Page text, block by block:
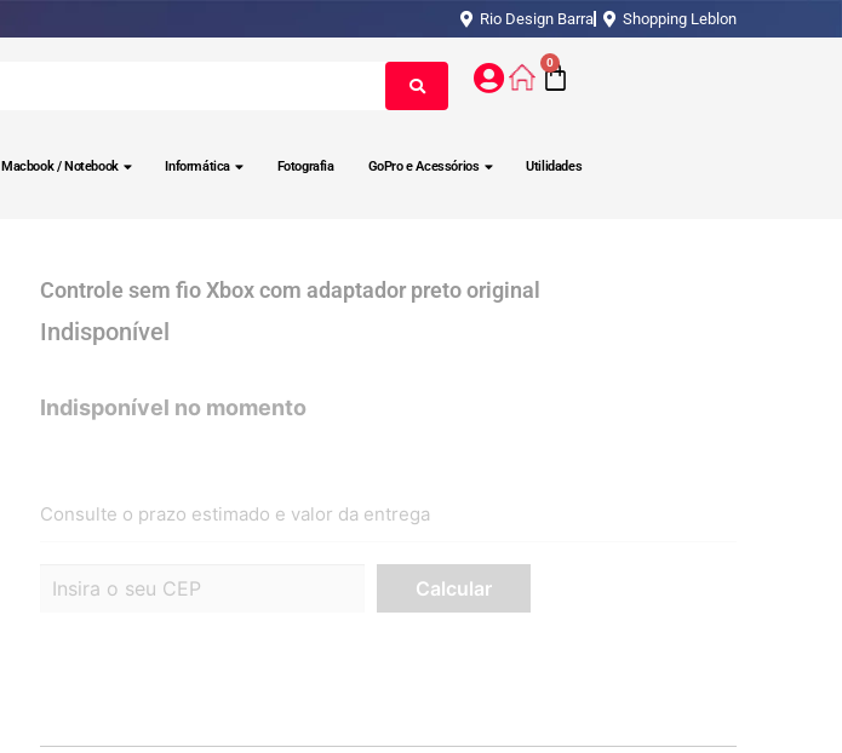
Rio Design Barra Shopping Leblon
0
Macbook / Notebook Informática Fotografia GoPro e Acessórios Utilidades
Controle sem fio Xbox com adaptador preto original
Consulte o prazo estimado e valor da entrega